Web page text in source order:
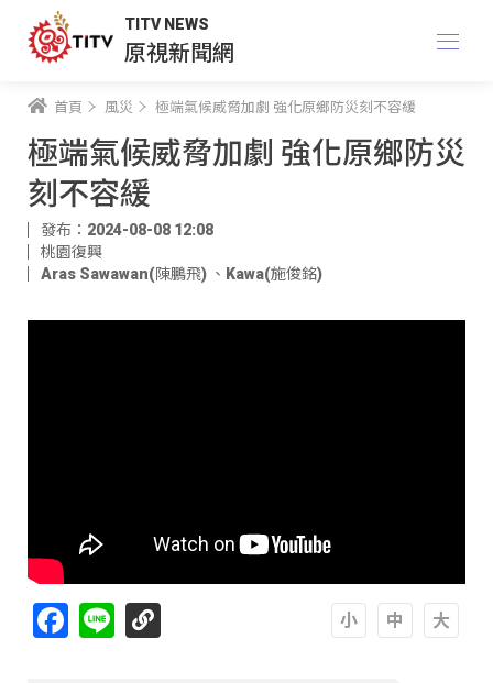
TITV NEWS
原視新聞網
首頁 風災 極端氣候威脅加劇 強化原鄉防災刻不容緩
極端氣候威脅加劇 強化原鄉防災
刻不容緩
發布：2024-08-08 12:08
桃園復興
Aras Sawawan(陳鵬飛) 、 Kawa(施俊銘)
Facebook
Line